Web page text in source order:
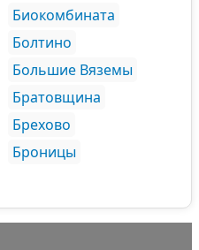
Биокомбината
Болтино
Большие Вяземы
Братовщина
Брехово
Броницы